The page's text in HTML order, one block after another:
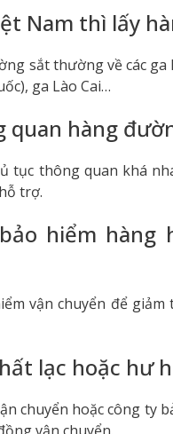
Nam thì lấy
sắt thường về các
ga Lào Cai…
quan hàng
tục thông quan khá
trợ.
hiểm hàng
vận chuyển để
lạc hoặc hư
chuyển hoặc công